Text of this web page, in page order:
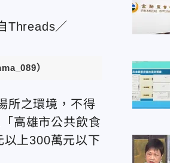
）
所之環境，不得
高雄市公共飲食
上300萬元以下